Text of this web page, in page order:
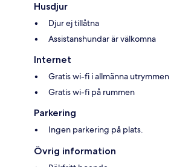
Husdjur
Djur ej tillåtna
Assistanshundar är välkomna
Internet
Gratis wi-fi i allmänna utrymmen
Gratis wi-fi på rummen
Parkering
Ingen parkering på plats.
Övrig information